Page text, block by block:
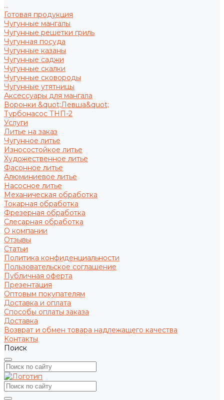
...
Готовая продукция
Чугунные мангалы
Чугунные решетки гриль
Чугунная посуда
Чугунные казаны
Чугунные саджи
Чугунные скалки
Чугунные сковороды
Чугунные утятницы
Аксессуары для мангала
Воронки &quot;Левша&quot;
Турбонасос ТНП-2
Услуги
Литье на заказ
Чугунное литье
Износостойкое литье
Художественное литье
Фасонное литье
Алюминиевое литье
Насосное литье
Механическая обработка
Токарная обработка
Фрезерная обработка
Слесарная обработка
О компании
Отзывы
Статьи
Политика конфиденциальности
Пользовательское соглашение
Публичная оферта
Презентация
Оптовым покупателям
Доставка и оплата
Способы оплаты заказа
Доставка
Возврат и обмен товара надлежащего качества
Контакты
Поиск